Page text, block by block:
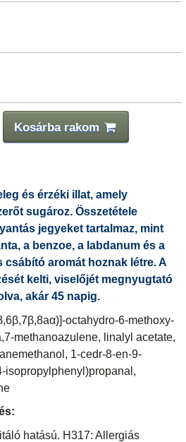
Kosárba rakom
és érzéki illat, amely
sugároz. Összetétele
jegyeket tartalmaz, mint
a benzoe, a labdanum és a
csábító aromát hoznak létre. A
kelti, viselőjét megnyugtató
akár 45 napig.
octahydro-6-methoxy-
methanoazulene, linalyl acetate,
1-cedr-8-en-9-
isopropylphenyl)propanal,
hatású. H317: Allergiás